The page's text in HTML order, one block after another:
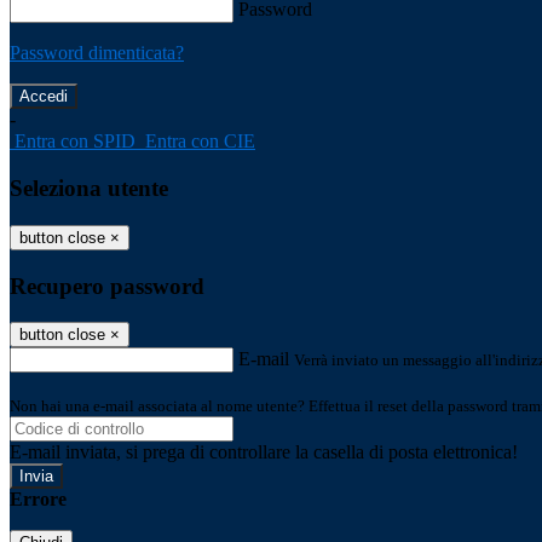
Password
Password dimenticata?
-
Entra con SPID Entra con CIE
Seleziona utente
button close ×
Recupero password
button close ×
E-mail Verrà inviato un messaggio
Non hai una e-mail associata al nome utente? Effettua il reset della password
E-mail inviata, si prega di controllare la casella di posta elettronica!
Errore